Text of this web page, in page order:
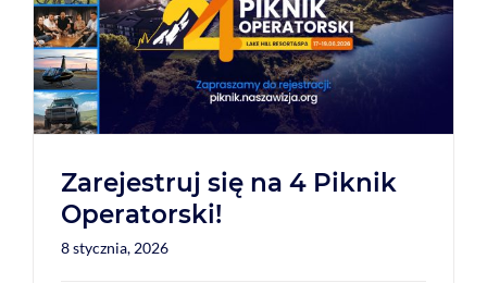
Zarejestruj się na 4 Piknik
Operatorski!
8 stycznia, 2026